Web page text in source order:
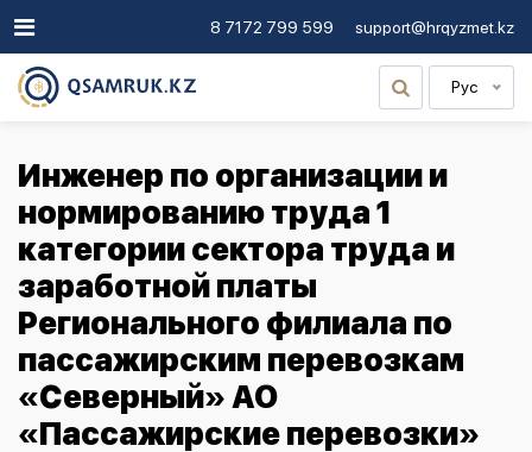
8 7172 799 599 support@hrqyzmet.kz
Рус
Инженер по организации и
нормированию труда 1
категории сектора труда и
заработной платы
Регионального филиала по
пассажирским перевозкам
«Северный» АО
«Пассажирские перевозки»